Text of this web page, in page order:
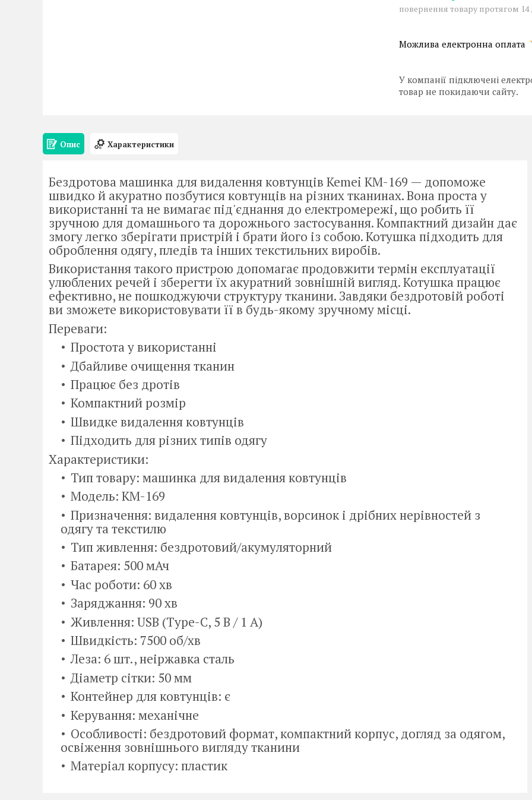
повернення товару протягом 14
У компанії підключені
товар не покидаючи сайту.
Опис Характеристики
Бездротова машинка для видалення ковтунців Kemei KM-169 — допоможе
швидко й акуратно позбутися ковтунців на різних тканинах. Вона проста у
використанні та не вимагає під'єднання до електромережі, що робить її
зручною для домашнього та дорожнього застосування. Компактний дизайн дає
змогу легко зберігати пристрій і брати його із собою. Котушка підходить для
оброблення одягу, пледів та інших текстильних виробів.
Використання такого пристрою допомагає продовжити термін експлуатації
улюблених речей і зберегти їх акуратний зовнішній вигляд. Котушка працює
ефективно, не пошкоджуючи структуру тканини. Завдяки бездротовій роботі
ви зможете використовувати її в будь-якому зручному місці.
Переваги:
Простота у використанні
Дбайливе очищення тканин
Працює без дротів
Компактний розмір
Швидке видалення ковтунців
Підходить для різних типів одягу
Характеристики:
Тип товару: машинка для видалення ковтунців
Модель: KM-169
Призначення: видалення ковтунців, ворсинок і дрібних нерівностей з
одягу та текстилю
Тип живлення: бездротовий/акумуляторний
Батарея: 500 мАч
Час роботи: 60 хв
Заряджання: 90 хв
Живлення: USB (Type-C, 5 В / 1 А)
Швидкість: 7500 об/хв
Леза: 6 шт., неіржавка сталь
Діаметр сітки: 50 мм
Контейнер для ковтунців: є
Керування: механічне
Особливості: бездротовий формат, компактний корпус, догляд за одягом,
освіження зовнішнього вигляду тканини
Матеріал корпусу: пластик